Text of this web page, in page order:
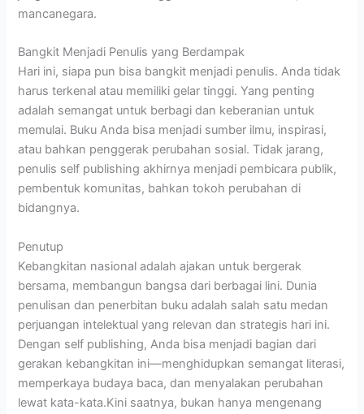
mancanegara.
Bangkit Menjadi Penulis yang Berdampak
Hari ini, siapa pun bisa bangkit menjadi penulis. Anda tidak
harus terkenal atau memiliki gelar tinggi. Yang penting
adalah semangat untuk berbagi dan keberanian untuk
memulai. Buku Anda bisa menjadi sumber ilmu, inspirasi,
atau bahkan penggerak perubahan sosial. Tidak jarang,
penulis self publishing akhirnya menjadi pembicara publik,
pembentuk komunitas, bahkan tokoh perubahan di
bidangnya.
Penutup
Kebangkitan nasional adalah ajakan untuk bergerak
bersama, membangun bangsa dari berbagai lini. Dunia
penulisan dan penerbitan buku adalah salah satu medan
perjuangan intelektual yang relevan dan strategis hari ini.
Dengan self publishing, Anda bisa menjadi bagian dari
gerakan kebangkitan ini—menghidupkan semangat literasi,
memperkaya budaya baca, dan menyalakan perubahan
lewat kata-kata.Kini saatnya, bukan hanya mengenang